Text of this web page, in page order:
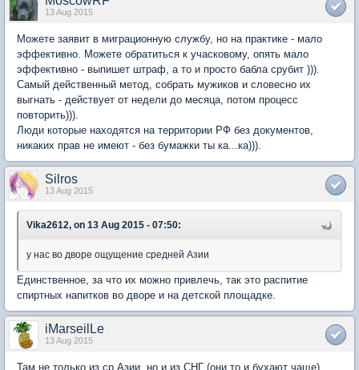
13 Aug 2015
Можете заявит в миграционную службу, но на практике - мало
эффективно. Можете обратиться к учасковому, опять мало
эффективно - выпишет штраф, а то и просто бабла срубит ))).
Самый действенный метод, собрать мужиков и словесно их
выгнать - действует от недели до месяца, потом процесс
повторить))).
Люди которые находятся на территории РФ без документов,
никаких прав не имеют - без бумажки ты ка...ка))).
Silros
13 Aug 2015
Vika2612, on 13 Aug 2015 - 07:50:
у нас во дворе ощущение средней Азии
Единственное, за что их можно привлечь, так это распитие
спиртных напитков во дворе и на детской площадке.
iMarseilLe
13 Aug 2015
Там не только из ср.Азии, но и из СНГ (они то и бухают чаще)